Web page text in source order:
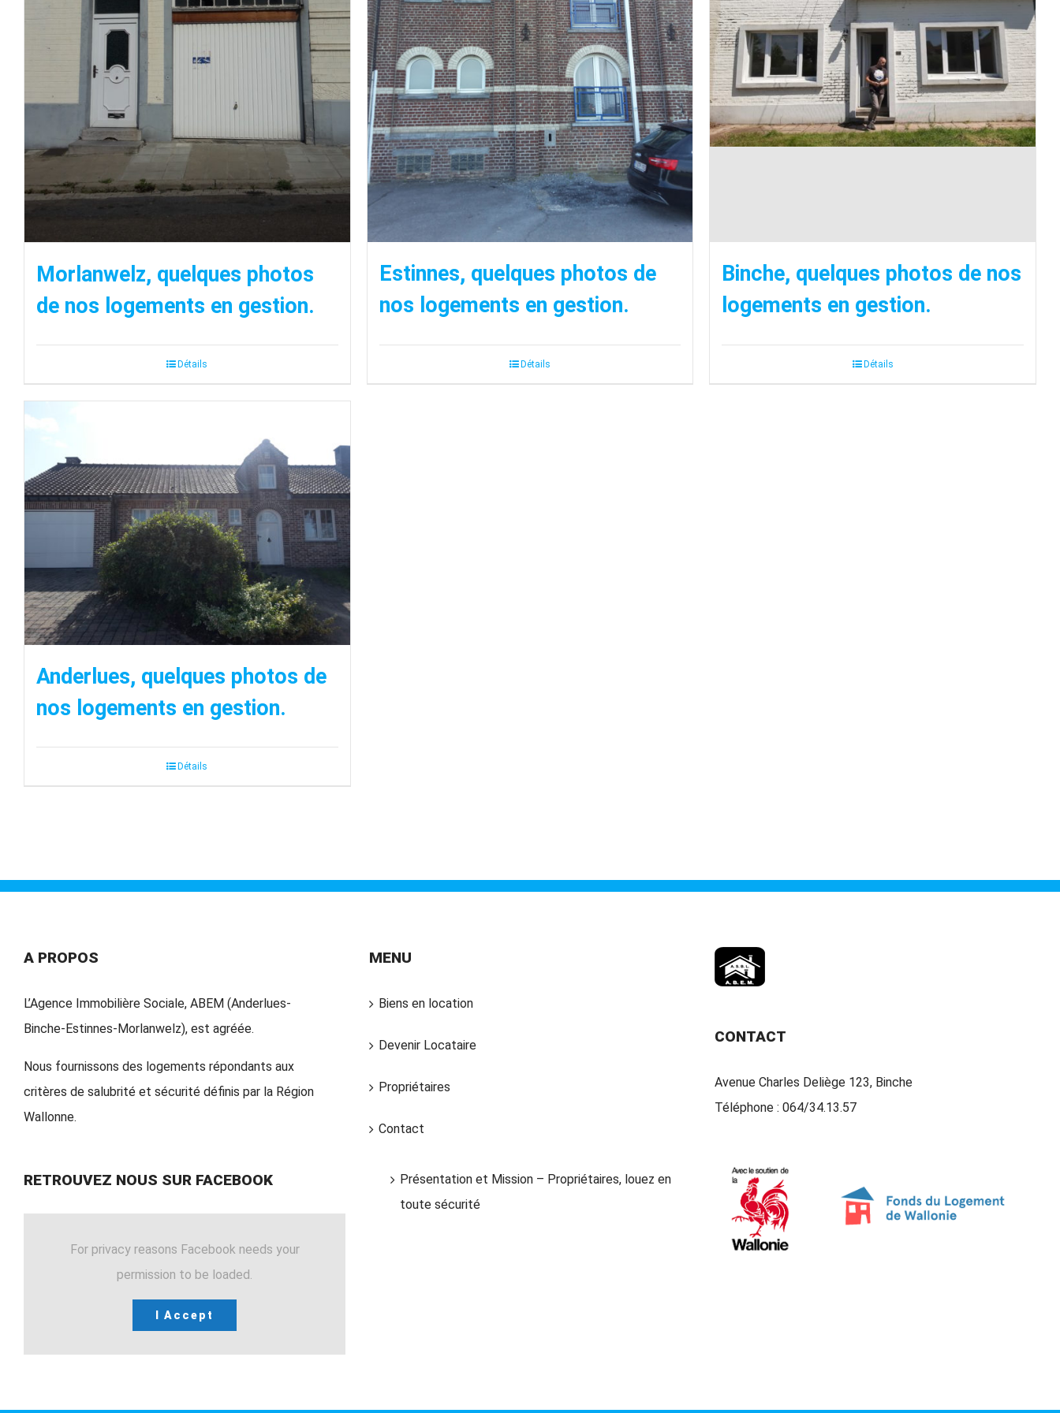
Morlanwelz, quelques photos
de nos logements en gestion.
Détails
Estinnes, quelques photos de
nos logements en gestion.
Détails
Binche, quelques photos de nos
logements en gestion.
Détails
Anderlues, quelques photos de
nos logements en gestion.
Détails
A PROPOS
L’Agence Immobilière Sociale, ABEM (Anderlues-
Binche-Estinnes-Morlanwelz), est agréée.
Nous fournissons des logements répondants aux
critères de salubrité et sécurité définis par la Région
Wallonne.
RETROUVEZ NOUS SUR FACEBOOK
For privacy reasons Facebook needs your
permission to be loaded.
I Accept
MENU
Biens en location
Devenir Locataire
Propriétaires
Contact
Présentation et Mission – Propriétaires, louez en
toute sécurité
CONTACT
Avenue Charles Deliège 123, Binche
Téléphone : 064/34.13.57